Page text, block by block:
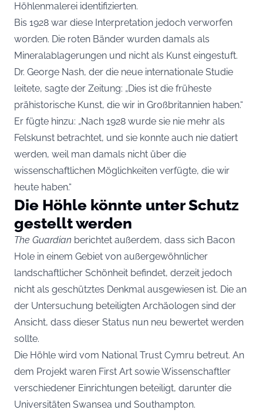
Höhlenmalerei identifizierten.
Bis 1928 war diese Interpretation jedoch verworfen
worden. Die roten Bänder wurden damals als
Mineralablagerungen und nicht als Kunst eingestuft.
Dr. George Nash, der die neue internationale Studie
leitete, sagte der Zeitung: „Dies ist die früheste
prähistorische Kunst, die wir in Großbritannien haben.“
Er fügte hinzu: „Nach 1928 wurde sie nie mehr als
Felskunst betrachtet, und sie konnte auch nie datiert
werden, weil man damals nicht über die
wissenschaftlichen Möglichkeiten verfügte, die wir
heute haben.“
Die Höhle könnte unter Schutz
gestellt werden
The Guardian berichtet außerdem, dass sich Bacon
Hole in einem Gebiet von außergewöhnlicher
landschaftlicher Schönheit befindet, derzeit jedoch
nicht als geschütztes Denkmal ausgewiesen ist. Die an
der Untersuchung beteiligten Archäologen sind der
Ansicht, dass dieser Status nun neu bewertet werden
sollte.
Die Höhle wird vom National Trust Cymru betreut. An
dem Projekt waren First Art sowie Wissenschaftler
verschiedener Einrichtungen beteiligt, darunter die
Universitäten Swansea und Southampton.